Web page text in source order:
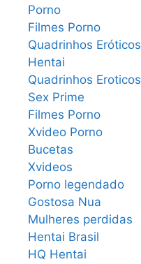
Porno
Filmes Porno
Quadrinhos Eróticos
Hentai
Quadrinhos Eroticos
Sex Prime
Filmes Porno
Xvideo Porno
Bucetas
Xvideos
Porno legendado
Gostosa Nua
Mulheres perdidas
Hentai Brasil
HQ Hentai